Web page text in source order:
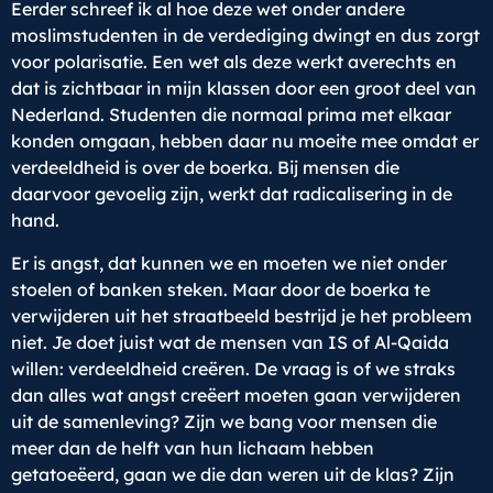
Eerder schreef ik al hoe deze wet onder andere
moslimstudenten in de verdediging dwingt en dus zorgt
voor polarisatie. Een wet als deze werkt averechts en
dat is zichtbaar in mijn klassen door een groot deel van
Nederland. Studenten die normaal prima met elkaar
konden omgaan, hebben daar nu moeite mee omdat er
verdeeldheid is over de boerka. Bij mensen die
daarvoor gevoelig zijn, werkt dat radicalisering in de
hand.
Er is angst, dat kunnen we en moeten we niet onder
stoelen of banken steken. Maar door de boerka te
verwijderen uit het straatbeeld bestrijd je het probleem
niet. Je doet juist wat de mensen van IS of Al-Qaida
willen: verdeeldheid creëren. De vraag is of we straks
dan alles wat angst creëert moeten gaan verwijderen
uit de samenleving? Zijn we bang voor mensen die
meer dan de helft van hun lichaam hebben
getatoeëerd, gaan we die dan weren uit de klas? Zijn